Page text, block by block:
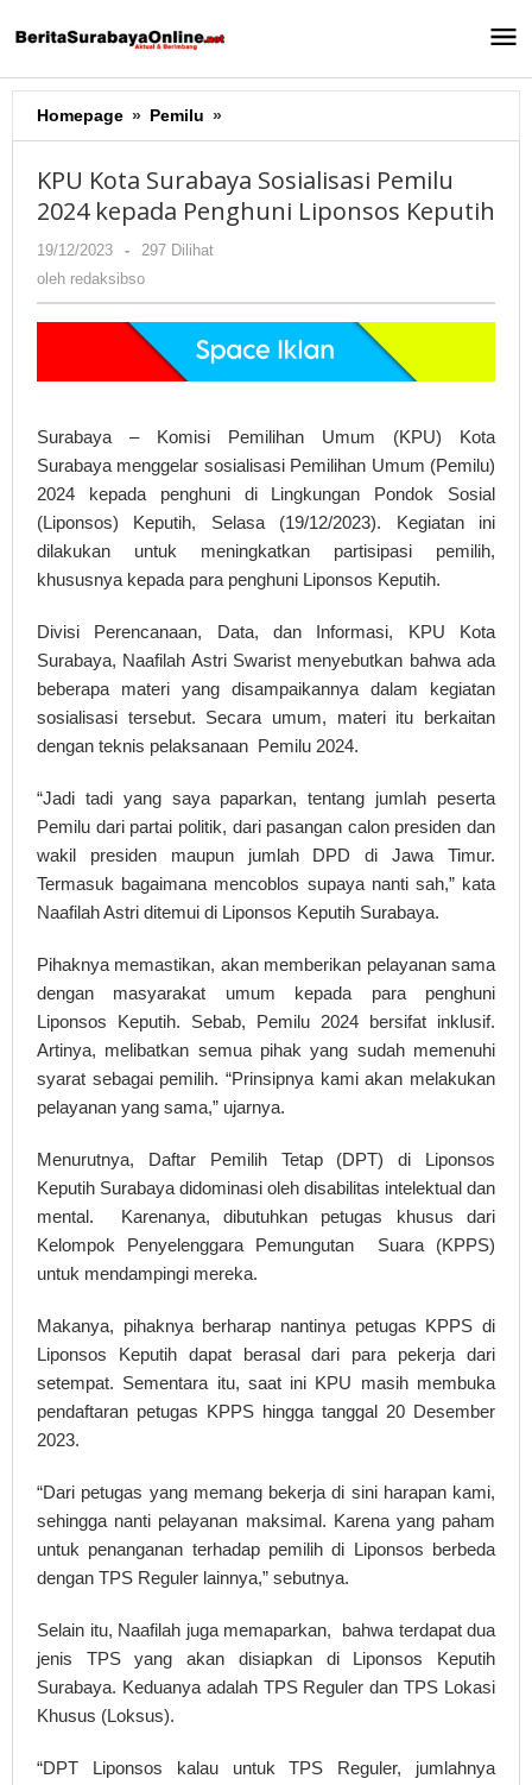
ke
Homepage » Pemilu »
Kota
Sosialisasi
Pemilu
Keputih
KPU Kota Surabaya Sosialisasi Pemilu
2024 kepada Penghuni Liponsos Keputih
19/12/2023
oleh
redaksibso
-
297 Dilihat
oleh redaksibso
Surabaya – Komisi Pemilihan Umum (KPU) Kota
Surabaya menggelar sosialisasi Pemilihan Umum (Pemilu)
2024 kepada penghuni di Lingkungan Pondok Sosial
(Liponsos) Keputih, Selasa (19/12/2023). Kegiatan ini
dilakukan untuk meningkatkan partisipasi pemilih,
khususnya kepada para penghuni Liponsos Keputih.
Divisi Perencanaan, Data, dan Informasi, KPU Kota
Surabaya, Naafilah Astri Swarist menyebutkan bahwa ada
beberapa materi yang disampaikannya dalam kegiatan
sosialisasi tersebut. Secara umum, materi itu berkaitan
dengan teknis pelaksanaan Pemilu 2024.
“Jadi tadi yang saya paparkan, tentang jumlah peserta
Pemilu dari partai politik, dari pasangan calon presiden dan
wakil presiden maupun jumlah DPD di Jawa Timur.
Termasuk bagaimana mencoblos supaya nanti sah,” kata
Naafilah Astri ditemui di Liponsos Keputih Surabaya.
Pihaknya memastikan, akan memberikan pelayanan sama
dengan masyarakat umum kepada para penghuni
Liponsos Keputih. Sebab, Pemilu 2024 bersifat inklusif.
Artinya, melibatkan semua pihak yang sudah memenuhi
syarat sebagai pemilih. “Prinsipnya kami akan melakukan
pelayanan yang sama,” ujarnya.
Menurutnya, Daftar Pemilih Tetap (DPT) di Liponsos
Keputih Surabaya didominasi oleh disabilitas intelektual dan
mental. Karenanya, dibutuhkan petugas khusus dari
Kelompok Penyelenggara Pemungutan Suara (KPPS)
untuk mendampingi mereka.
Makanya, pihaknya berharap nantinya petugas KPPS di
Liponsos Keputih dapat berasal dari para pekerja dari
setempat. Sementara itu, saat ini KPU masih membuka
pendaftaran petugas KPPS hingga tanggal 20 Desember
2023.
“Dari petugas yang memang bekerja di sini harapan kami,
sehingga nanti pelayanan maksimal. Karena yang paham
untuk penanganan terhadap pemilih di Liponsos berbeda
dengan TPS Reguler lainnya,” sebutnya.
Selain itu, Naafilah juga memaparkan, bahwa terdapat dua
jenis TPS yang akan disiapkan di Liponsos Keputih
Surabaya. Keduanya adalah TPS Reguler dan TPS Lokasi
Khusus (Loksus).
“DPT Liponsos kalau untuk TPS Reguler, jumlahnya